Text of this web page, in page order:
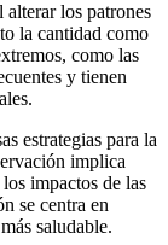
los patrones
la cantidad como
como las
y tienen
estrategias para la
implica
impactos de las
se centra en
saludable.